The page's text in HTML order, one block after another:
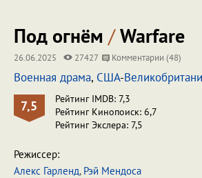
Под огнём /Warfare
26.06.2025 27427 Комментарии (48)
Военная драма, США-
7,5
Рейтинг IMDB: 7,3
Рейтинг Кинопоиск: 6,7
Рейтинг Экслера: 7,5
Режиссер:
Алекс Гарленд, Рэй Мендоса